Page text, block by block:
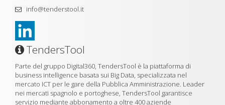
info@tenderstool.it
TendersTool
Parte del gruppo Digital360, TendersTool è la piattaforma di
business intelligence basata sui Big Data, specializzata nel
mercato ICT per le gare della Pubblica Amministrazione. Leader
nei mercati spagnolo e portoghese, TendersTool garantisce
servizio mediante abbonamento a oltre 400 aziende